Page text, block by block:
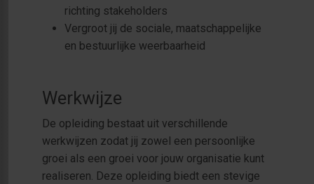
richting stakeholders
Vergroot jij de sociale, maatschappelijke
en bestuurlijke weerbaarheid
Werkwijze
De opleiding bestaat uit verschillende
werkwijzen zodat jij zowel een persoonlijke
groei als een groei voor jouw organisatie kunt
realiseren. Deze opleiding biedt een stevige